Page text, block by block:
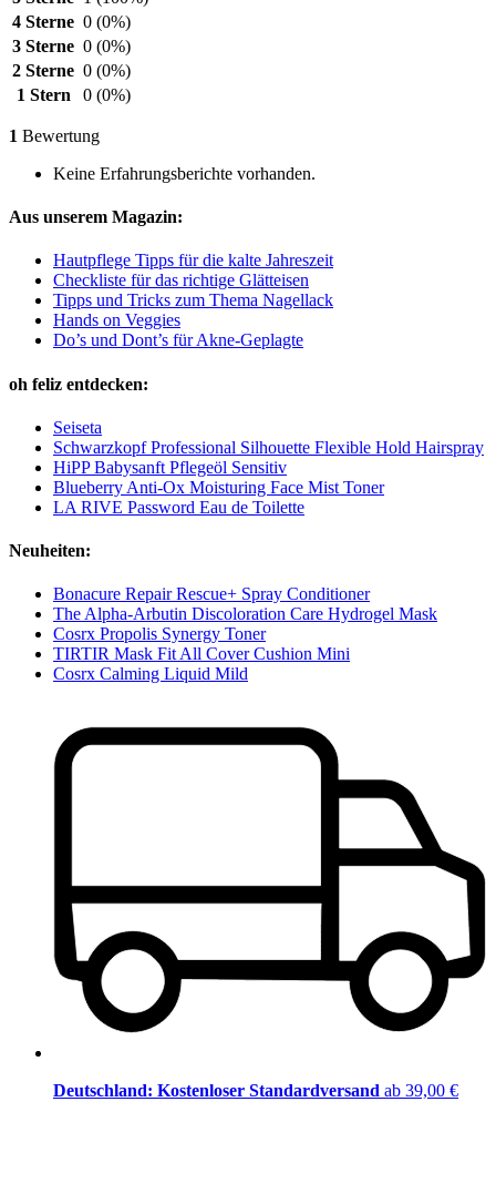
4 Sterne 0 (0%)
3 Sterne 0 (0%)
2 Sterne 0 (0%)
1 Stern
0 (0%)
1 Bewertung
Keine Erfahrungsberichte vorhanden.
Aus unserem Magazin:
Hautpflege Tipps für die kalte Jahreszeit
Checkliste für das richtige Glätteisen
Tipps und Tricks zum Thema Nagellack
Hands on Veggies
Do’s und Dont’s für Akne-Geplagte
oh feliz entdecken:
Seiseta
Schwarzkopf Professional Silhouette Flexible Hold Hairspray
HiPP Babysanft Pflegeöl Sensitiv
Blueberry Anti-Ox Moisturing Face Mist Toner
LA RIVE Password Eau de Toilette
Neuheiten:
Bonacure Repair Rescue+ Spray Conditioner
The Alpha-Arbutin Discoloration Care Hydrogel Mask
Cosrx Propolis Synergy Toner
TIRTIR Mask Fit All Cover Cushion Mini
Cosrx Calming Liquid Mild
Deutschland: Kostenloser Standardversand ab 39,00 €